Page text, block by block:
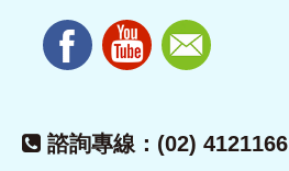
諮詢專線：(02) 4121166